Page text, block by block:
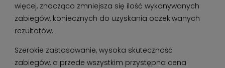
więcej, znacząco zmniejsza się ilość wykonywanych
zabiegów, koniecznych do uzyskania oczekiwanych
rezultatów.
Szerokie zastosowanie, wysoka skuteczność
zabiegów, a przede wszystkim przystępna cena